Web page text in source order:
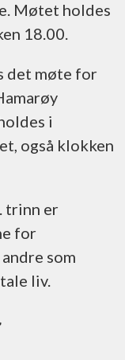
Møtet holdes
18.00.
det møte for
i
også klokken
trinn er
for
som
liv.